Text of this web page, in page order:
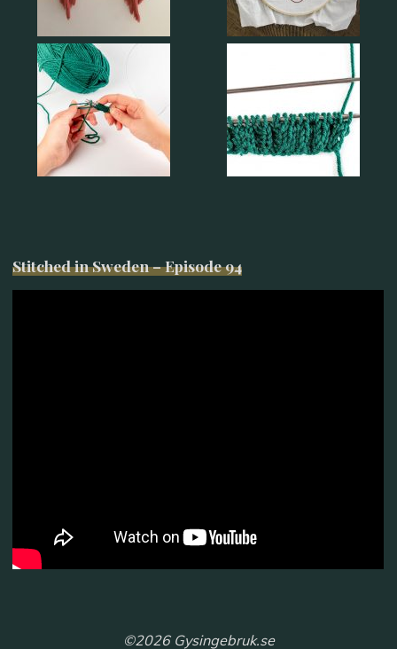
Stitched in Sweden – Episode 94
©2026 Gysingebruk.se